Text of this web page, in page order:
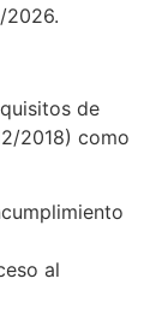
2026.
de
2018) como
al